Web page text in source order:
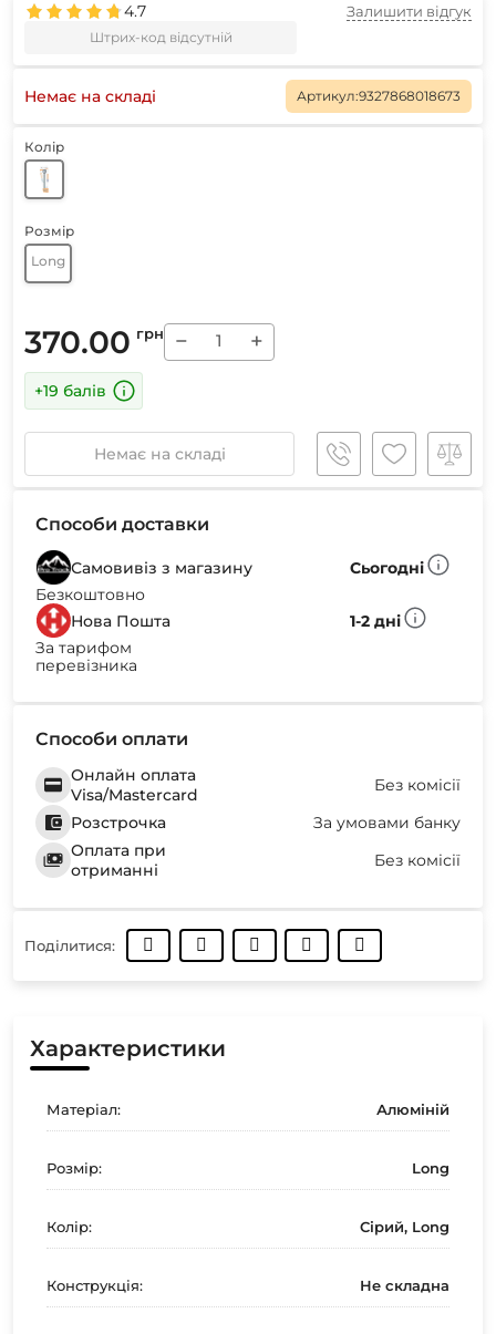
4.7
Штрих-код відсутній
Залишити відгук
Немає на складі Артикул:9327868018673
Колір
Розмір
Long
370.00 грн − +
+19 балів
Немає на складі
Способи доставки
Самовивіз з магазину
Сьогодні
Безкоштовно
Нова Пошта
1-2 дні
За тарифом
перевізника
Способи оплати
Онлайн оплата
Visa/Mastercard
Без комісії
Розстрочка
За умовами банку
Оплата при
отриманні
Без комісії
Поділитися:
Характеристики
Матеріал: Алюміній
Розмір: Long
Колір: Сірий, Long
Конструкція: Не складна